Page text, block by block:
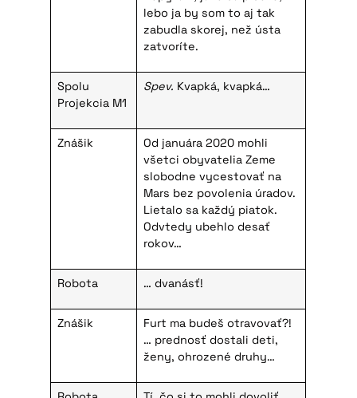
lebo ja by som to aj tak
zabudla skorej, než ústa
zatvoríte.
Spolu
Projekcia M1
Spev. Kvapká, kvapká…
Znášik
Od januára 2020 mohli
všetci obyvatelia Zeme
slobodne vycestovať na
Mars bez povolenia úradov.
Lietalo sa každý piatok.
Odvtedy ubehlo desať
rokov…
Robota … dvanásť!
Znášik
Furt ma budeš otravovať?!
… prednosť dostali deti,
ženy, ohrozené druhy…